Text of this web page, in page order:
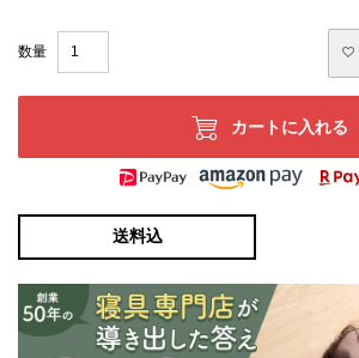
カートに入れる
送料込